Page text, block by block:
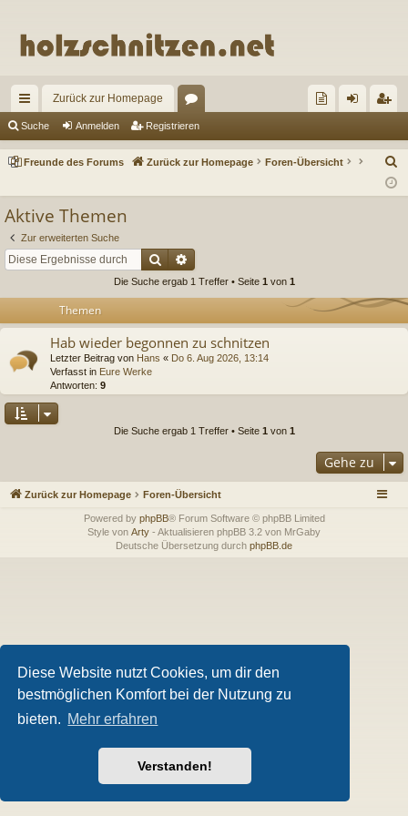
Diese Website nutzt Cookies, um dir den
bestmöglichen Komfort bei der Nutzung zu
bieten. Mehr erfahren
Verstanden!
ch
ne
ug
riff
Zurück zur Homepage
or
en un m ist
rie
Suche Anmelden Registrieren
Freunde des Forums Zurück zur Homepage Foren-Übersicht
Aktive Themen
Zur erweiterten Suche
Suche
Die Suche ergab 1 Treffer • Seite 1 von 1
Themen
Hab wieder begonnen zu schnitzen
Letzter Beitrag von Hans « Do 6. Aug 2026, 13:14
Verfasst in Eure Werke
Antworten: 9
Die Suche ergab 1 Treffer • Seite 1 von 1
Gehe zu
Zurück zur Homepage Foren-Übersicht
Powered by phpBB® Forum Software © phpBB Limited
Style von Arty - Aktualisieren phpBB 3.2 von MrGaby
Deutsche Übersetzung durch phpBB.de